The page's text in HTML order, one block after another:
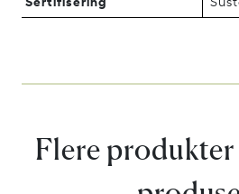
Flere produkter